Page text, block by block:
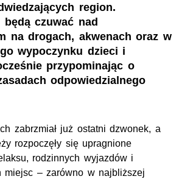
region.
będą czuwać nad
na drogach, akwenach oraz w
wypoczynku dzieci i
przypominając o
odpowiedzialnego
zabrzmiał już ostatni dzwonek, a
rozpoczęły się upragnione
rodzinnych wyjazdów i
miejsc – zarówno w najbliższej